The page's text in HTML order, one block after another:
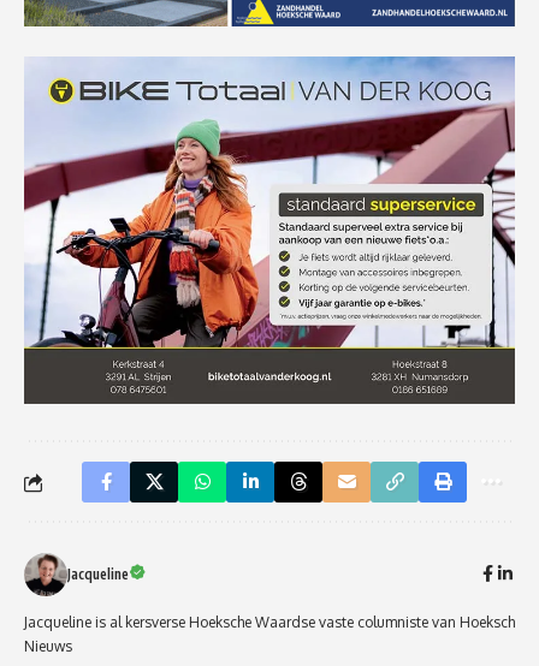
Jacqueline
Jacqueline is al kersverse Hoeksche Waardse vaste columniste van Hoeksch
Nieuws